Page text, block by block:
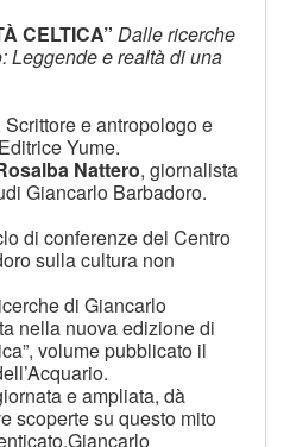
CELTICA” Dalle ricerche
Leggende e realtà di una
Scrittore e antropologo e
Yume.
Nattero, giornalista
Giancarlo Barbadoro.
di conferenze del Centro
sulla cultura non
di Giancarlo
nella nuova edizione di
volume pubblicato il
e ampliata, dà
scoperte su questo mito